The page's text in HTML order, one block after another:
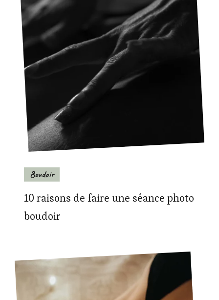
Boudoir
10 raisons de faire une séance photo
boudoir